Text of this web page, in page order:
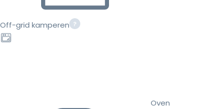
Off-grid kamperen
Oven